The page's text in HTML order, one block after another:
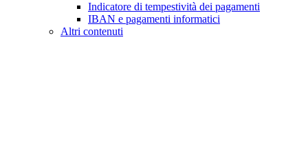
Indicatore di tempestività dei pagamenti
IBAN e pagamenti informatici
Altri contenuti